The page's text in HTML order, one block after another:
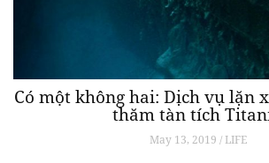
Có một không hai: Dịch vụ lặn
thăm tàn tích
May 13, 2019 / LIFE